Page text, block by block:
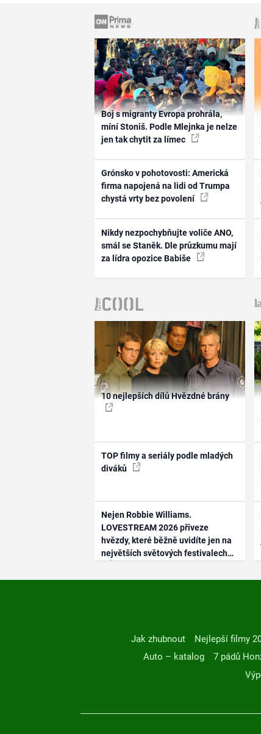
Boj s migranty Evropa prohrála,
míní Stoniš. Podle Mlejnka je nelze
jen tak chytit za límec
Grónsko v pohotovosti: Americká
firma napojená na lidi od Trumpa
chystá vrty bez povolení
Nikdy nezpochybňujte voliče ANO,
smál se Staněk. Dle průzkumu mají
za lídra opozice Babiše
10 nejlepších dílů Hvězdné brány
TOP filmy a seriály podle mladých
diváků
Nejen Robbie Williams.
LOVESTREAM 2026 přiveze
hvězdy, které běžně uvidíte jen na
největších světových festivalech
Jak zhubnout Nejlepší filmy
Auto – katalog
7 pádů